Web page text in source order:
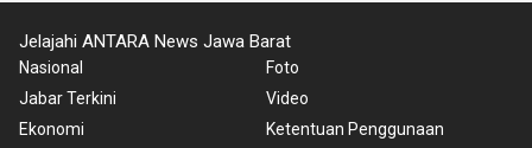
Jelajahi ANTARA News Jawa Barat
Nasional
Jabar Terkini
Ekonomi
Foto
Video
Ketentuan Penggunaan